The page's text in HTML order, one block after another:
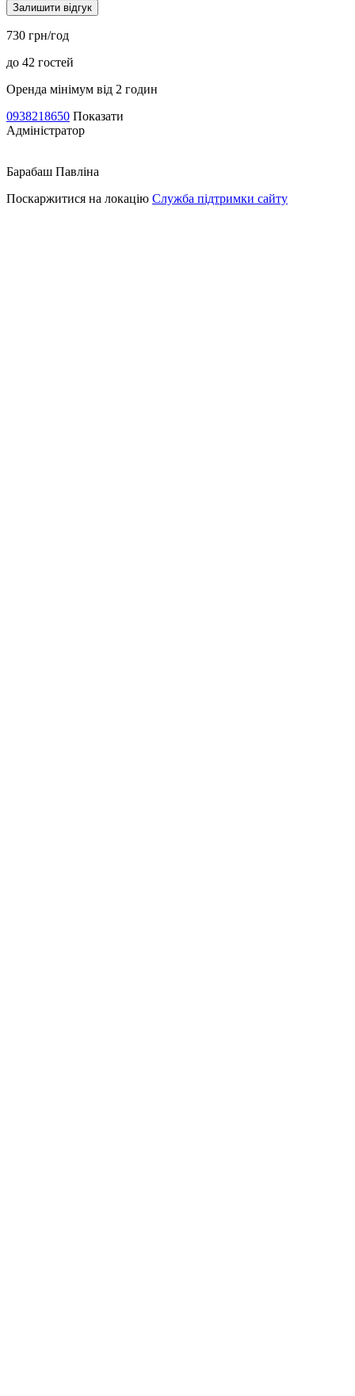
Залишити відгук
730 грн/год
до 42 гостей
Оренда мінімум від 2 годин
0938218650 Показати
Адміністратор
Барабаш Павліна
Поскаржитися на локацію Служба підтримки сайту